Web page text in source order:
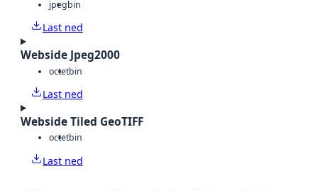
jpegbin
Last ned
Webside Jpeg2000
octetbin
Last ned
Webside Tiled GeoTIFF
octetbin
Last ned